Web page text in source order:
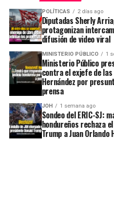
POLÍTICAS 2 días ago
Diputadas Sherly
protagonizan
difusión de video viral
MINISTERIO PÚBLICO 1
Ministerio Público
contra el exjefe de
Hernández por
prensa
JOH 1 semana ago
Sondeo del ERIC-SJ:
hondureños rechaza
Trump a Juan Orlando